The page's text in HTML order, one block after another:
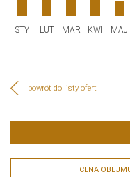
STY LUT MAR KWI MAJ
powrót do listy ofert
CENA